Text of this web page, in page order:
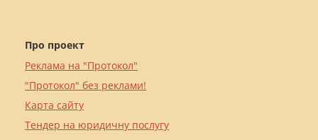
Про проект
Реклама на "Протокол"
"Протокол" без реклами!
Карта сайту
Тендер на юридичну послугу